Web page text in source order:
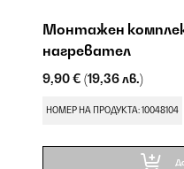
Монтажен
нагревател
9,90 € (19,36 лв.)
НОМЕР НА ПРОДУКТА: 10048104